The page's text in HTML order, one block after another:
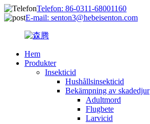
Telefon: 86-0311-68001160
E-mail: senton3@hebeisenton.com
Hem
Produkter
Insekticid
Hushållsinsekticid
Bekämpning av skadedjur
Adultmord
Flugbete
Larvicid